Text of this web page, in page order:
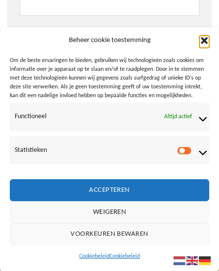
Beheer cookie toestemming
Om de beste ervaringen te bieden, gebruiken wij technologieën zoals cookies om
informatie over je apparaat op te slaan en/of te raadplegen. Door in te stemmen
met deze technologieën kunnen wij gegevens zoals surfgedrag of unieke ID's op
deze site verwerken. Als je geen toestemming geeft of uw toestemming intrekt,
kan dit een nadelige invloed hebben op bepaalde functies en mogelijkheden.
Functioneel Altijd actief
Statistieken
ACCEPTEREN
WEIGEREN
VOORKEUREN BEWAREN
CookiebeleidCookiebeleid
Site
Vrienden van Loods aan Zee: